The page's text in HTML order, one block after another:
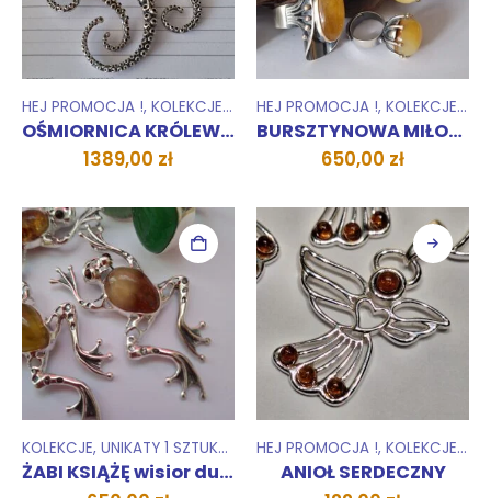
HEJ PROMOCJA ! ,KOLEKCJE WISIORKI ZAWIESZKI
OŚMIORNICA KRÓLEWSKA wisior
1389,00 zł
HEJ PROMOCJA !,KOLEKCJE
BURSZTYNOWA MIŁOŚĆ
650,00 zł
KOLEKCJE,UNIKATY 1 SZTUKA WISIORKI ZAWIESZKI
HEJ PROMOCJA !,KOLEKCJE
ANIOŁ SERDECZNY